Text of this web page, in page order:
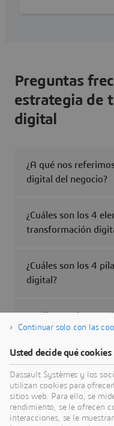
Preguntas
estrategia de
digital
¿A qué nos
digital del negocio?
¿Cuáles son los 4
transformación
¿Cuáles son los 4
digital?
digital?
Continuar solo con las
Usted decide qué
Dassault Systèmes y los
utilizan cookies para
sitios web. Para ello, se
rendimiento, se le ofrecen
interacciones, se le